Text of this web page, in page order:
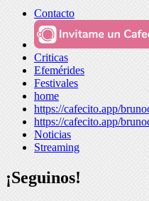
Contacto
Criticas
Efemérides
Festivales
home
https://cafecito.app/
https://cafecito.app/
Noticias
Streaming
¡Seguinos!